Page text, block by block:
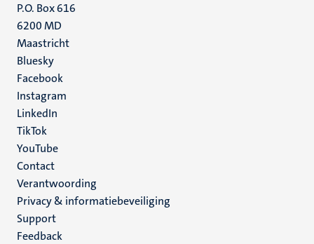
P.O. Box 616
6200 MD
Maastricht
Social
media
Bluesky
Facebook
Instagram
LinkedIn
TikTok
YouTube
Menu
footer
(NL)
Contact
Verantwoording
Privacy & informatiebeveiliging
Support
Feedback